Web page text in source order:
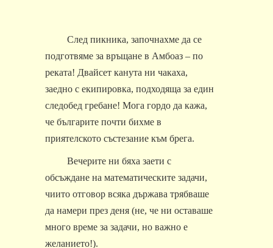
След пикника, започнахме да се
подготвяме за връщане в Амбоаз – по
реката! Двайсет канута ни чакаха,
заедно с екипировка, подходяща за един
следобед гребане! Мога гордо да кажа,
че българите почти бихме в
приятелското състезание към брега.
Вечерите ни бяха заети с
обсъждане на математическите задачи,
чиито отговор всяка държава трябваше
да намери през деня (не, че ни оставаше
много време за задачи, но важно е
желанието!).